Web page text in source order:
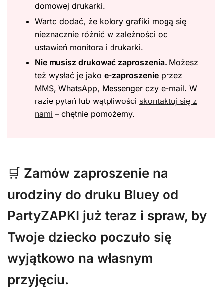
domowej drukarki.
Warto dodać, że kolory grafiki mogą się
nieznacznie różnić w zależności od
ustawień monitora i drukarki.
Nie musisz drukować zaproszenia. Możesz
też wysłać je jako e-zaproszenie przez
MMS, WhatsApp, Messenger czy e-mail. W
razie pytań lub wątpliwości skontaktuj się z
nami – chętnie pomożemy.
🛒 Zamów zaproszenie na
urodziny do druku Bluey od
PartyZAPKI już teraz i spraw, by
Twoje dziecko poczuło się
wyjątkowo na własnym
przyjęciu.